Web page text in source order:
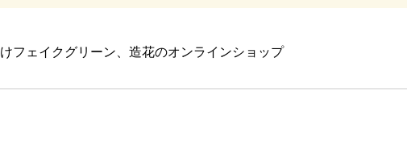
フェイクグリーン、造花のオンラインショップ